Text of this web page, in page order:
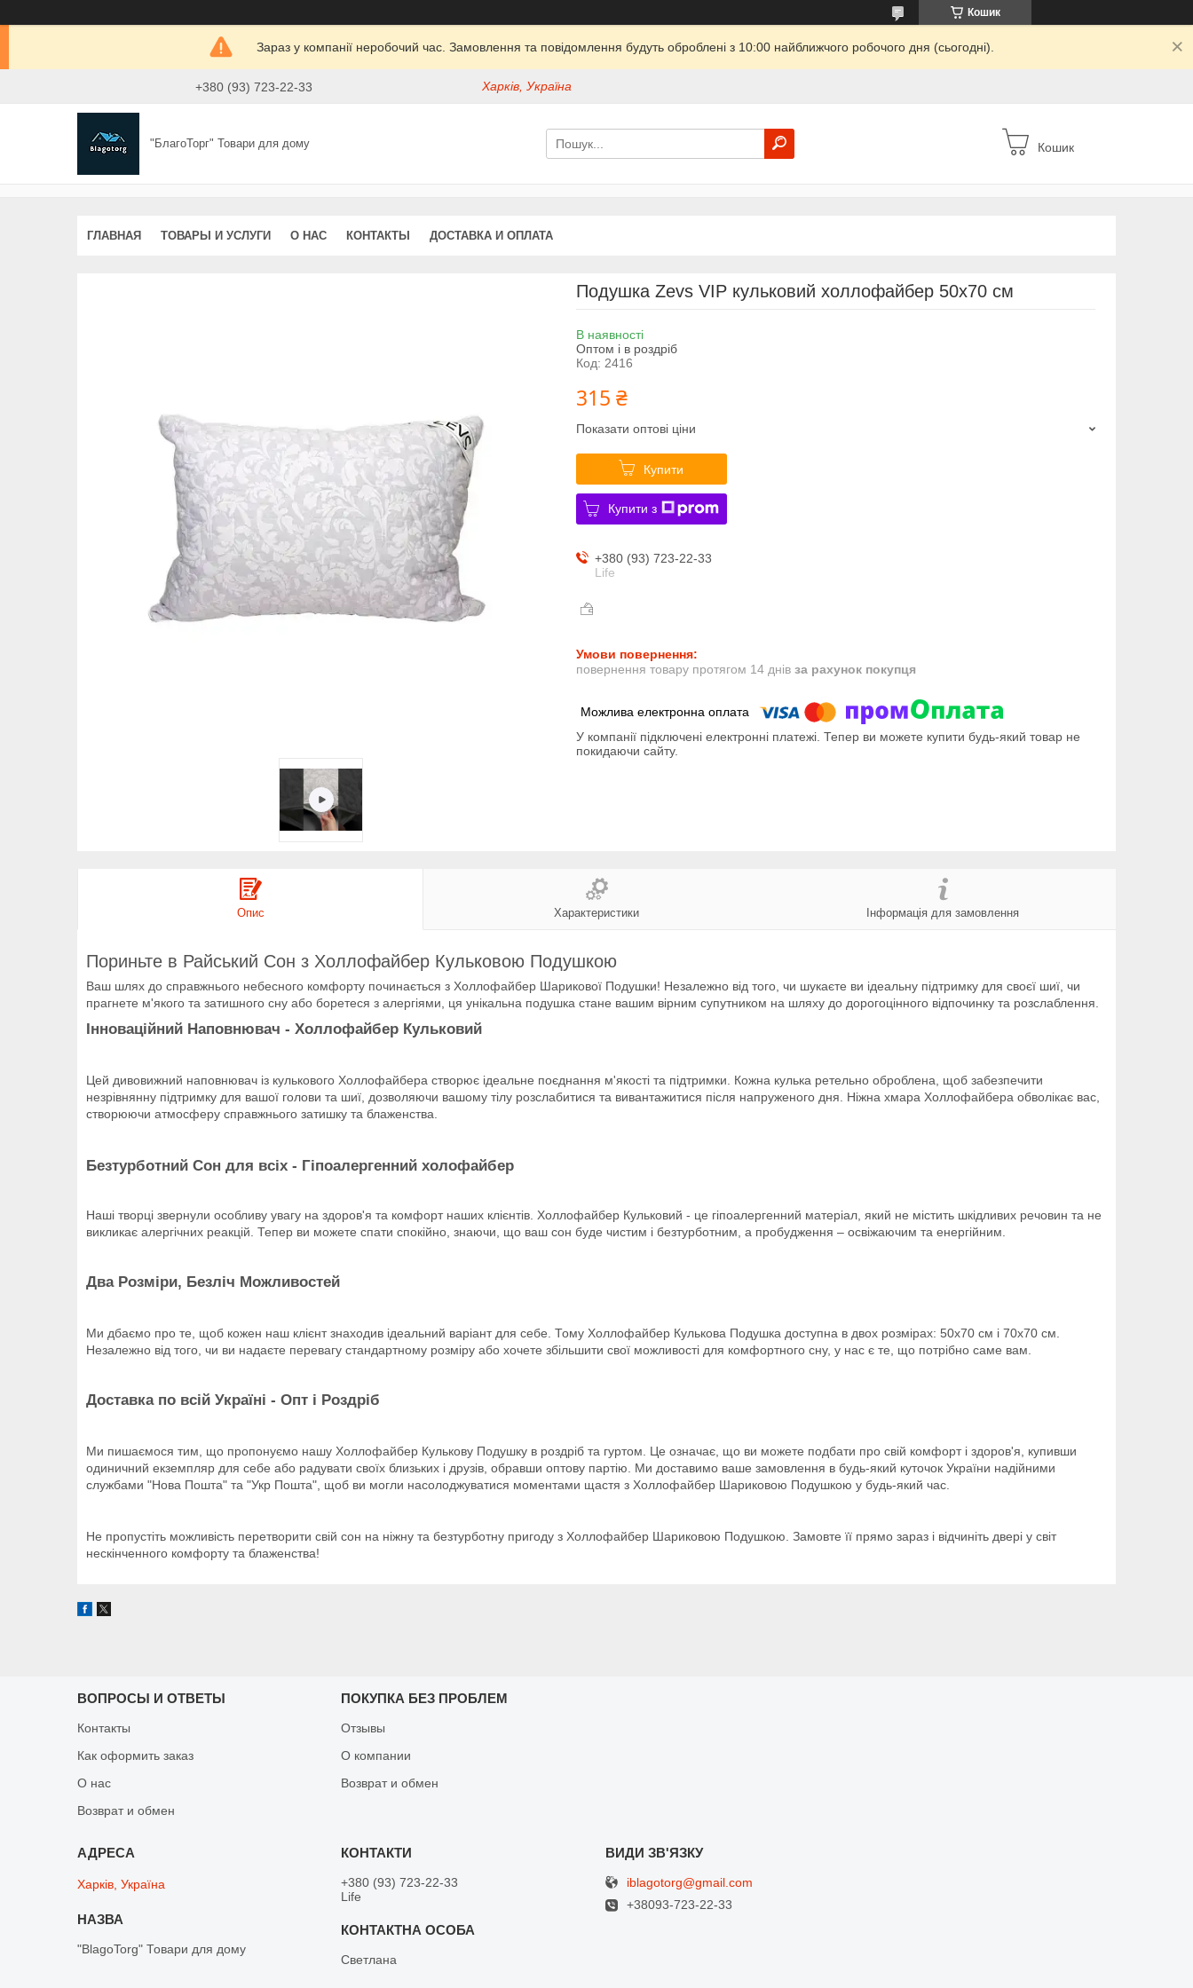
Кошик
Зараз у компанії неробочий час. Замовлення та повідомлення будуть оброблені з 10:00 найближчого робочого дня (сьогодні).
+380 (93) 723-22-33 Харків, Україна
"БлагоТорг" Товари для дому Кошик
ГЛАВНАЯ ТОВАРЫ И УСЛУГИ О НАС КОНТАКТЫ ДОСТАВКА И ОПЛАТА
Подушка Zevs VIP кульковий холлофайбер 50х70 см
В наявності
Оптом і в роздріб
Код: 2416
315 ₴
Показати оптові ціни
Купити
Купити з
+380 (93) 723-22-33
Life
повернення товару протягом 14 днів за рахунок покупця
У компанії підключені електронні платежі. Тепер ви можете купити будь-який товар не
покидаючи сайту.
Опис Характеристики Інформація для замовлення
Пориньте в Райський Сон з Холлофайбер Кульковою Подушкою
Ваш шлях до справжнього небесного комфорту починається з Холлофайбер Шарикової Подушки! Незалежно від того, чи шукаєте ви ідеальну підтримку для своєї шиї, чи
прагнете м'якого та затишного сну або боретеся з алергіями, ця унікальна подушка стане вашим вірним супутником на шляху до дорогоцінного відпочинку та розслаблення.
Інноваційний Наповнювач - Холлофайбер Кульковий
Цей дивовижний наповнювач із кулькового Холлофайбера створює ідеальне поєднання м'якості та підтримки. Кожна кулька ретельно оброблена, щоб забезпечити
незрівнянну підтримку для вашої голови та шиї, дозволяючи вашому тілу розслабитися та вивантажитися після напруженого дня. Ніжна хмара Холлофайбера обволікає вас,
створюючи атмосферу справжнього затишку та блаженства.
Безтурботний Сон для всіх - Гіпоалергенний холофайбер
Наші творці звернули особливу увагу на здоров'я та комфорт наших клієнтів. Холлофайбер Кульковий - це гіпоалергенний матеріал, який не містить шкідливих речовин та не
викликає алергічних реакцій. Тепер ви можете спати спокійно, знаючи, що ваш сон буде чистим і безтурботним, а пробудження – освіжаючим та енергійним.
Два Розміри, Безліч Можливостей
Ми дбаємо про те, щоб кожен наш клієнт знаходив ідеальний варіант для себе. Тому Холлофайбер Кулькова Подушка доступна в двох розмірах: 50х70 см і 70х70 см.
Незалежно від того, чи ви надаєте перевагу стандартному розміру або хочете збільшити свої можливості для комфортного сну, у нас є те, що потрібно саме вам.
Доставка по всій Україні - Опт і Роздріб
Ми пишаємося тим, що пропонуємо нашу Холлофайбер Кулькову Подушку в роздріб та гуртом. Це означає, що ви можете подбати про свій комфорт і здоров'я, купивши
одиничний екземпляр для себе або радувати своїх близьких і друзів, обравши оптову партію. Ми доставимо ваше замовлення в будь-який куточок України надійними
службами "Нова Пошта" та "Укр Пошта", щоб ви могли насолоджуватися моментами щастя з Холлофайбер Шариковою Подушкою у будь-який час.
Не пропустіть можливість перетворити свій сон на ніжну та безтурботну пригоду з Холлофайбер Шариковою Подушкою. Замовте її прямо зараз і відчиніть двері у світ
нескінченного комфорту та блаженства!
ВОПРОСЫ И ОТВЕТЫ
Контакты
Как оформить заказ
О нас
Возврат и обмен
ПОКУПКА БЕЗ ПРОБЛЕМ
Отзывы
О компании
Возврат и обмен
Харків, Україна
"BlagoTorg" Товари для дому
+380 (93) 723-22-33
Life
Светлана
iblagotorg@gmail.com
+38093-723-22-33